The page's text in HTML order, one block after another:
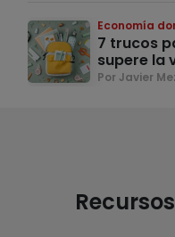
Economía
7 trucos
supere la
Por Javier